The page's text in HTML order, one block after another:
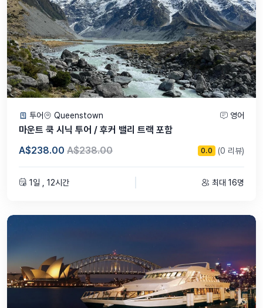
투어 Queenstown 영어
마운트 쿡 시닉 투어 / 후커 밸리 트랙 포함
A$238.00 A$238.00 0.0 (0 리뷰)
1일 , 12시간 최대 16명